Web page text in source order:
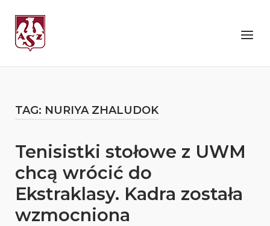
content
Home
Menu
TAG: NURIYA ZHALUDOK
Tenisistki stołowe z UWM
chcą wrócić do
Ekstraklasy. Kadra została
wzmocniona